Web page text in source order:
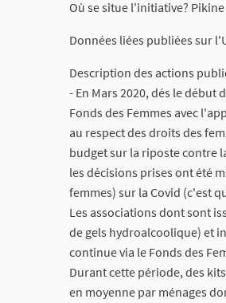
Où se situe l'initiative?
Données liées publiées sur
Description des actions
- En Mars 2020, dés le
Fonds des Femmes avec
au respect des droits des
budget sur la riposte contre
les décisions prises ont été
femmes) sur la Covid (c'est
Les associations dont sont
de gels hydroalcoolique) et
continue via le Fonds des
Durant cette période, des
en moyenne par ménages